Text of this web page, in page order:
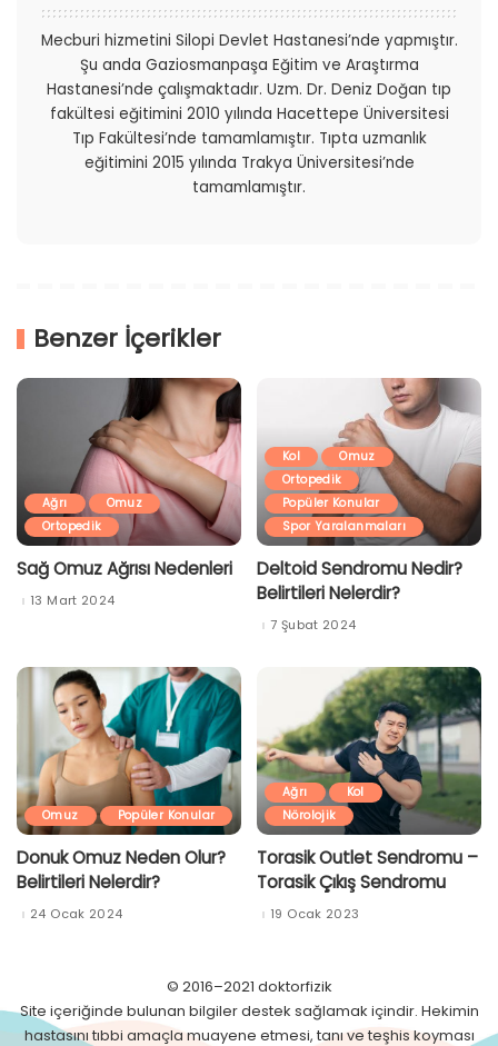
Mecburi hizmetini Silopi Devlet Hastanesi’nde yapmıştır.
Şu anda Gaziosmanpaşa Eğitim ve Araştırma
Hastanesi’nde çalışmaktadır. Uzm. Dr. Deniz Doğan tıp
fakültesi eğitimini 2010 yılında Hacettepe Üniversitesi
Tıp Fakültesi’nde tamamlamıştır. Tıpta uzmanlık
eğitimini 2015 yılında Trakya Üniversitesi’nde
tamamlamıştır.
Benzer İçerikler
Ağrı
Omuz
Ortopedik
Sağ Omuz Ağrısı Nedenleri
13 Mart 2024
Kol
Omuz
Ortopedik
Popüler Konular
Spor Yaralanmaları
Deltoid Sendromu Nedir?
Belirtileri Nelerdir?
7 Şubat 2024
Omuz Popüler Konular
Donuk Omuz Neden Olur?
Belirtileri Nelerdir?
24 Ocak 2024
Ağrı
Kol
Nörolojik
Torasik Outlet Sendromu –
Torasik Çıkış Sendromu
19 Ocak 2023
© 2016–2021 doktorfizik
Site içeriğinde bulunan bilgiler destek sağlamak içindir. Hekimin
hastasını tıbbi amaçla muayene etmesi, tanı ve teşhis koyması